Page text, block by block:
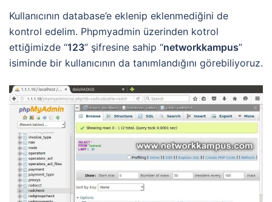
Kullanıcının database’e eklenip eklenmediğini de
kontrol edelim. Phpmyadmin üzerinden kotrol
ettiğimizde “123” şifresine sahip “networkkampus”
isiminde bir kullanıcının da tanımlandığını görebiliyoruz.